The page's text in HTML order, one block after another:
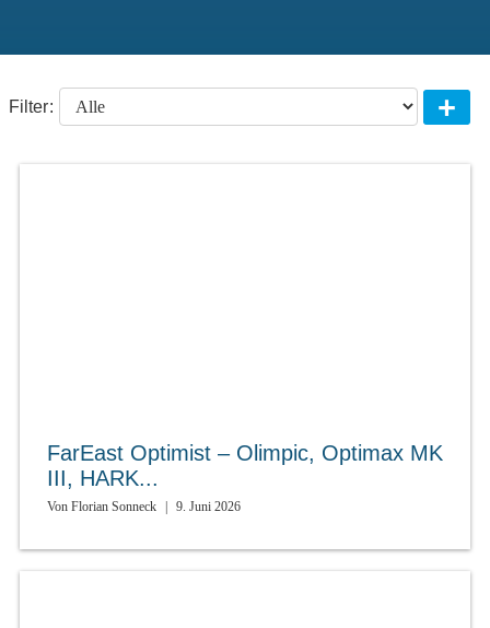
Filter: +
FarEast Optimist – Olimpic, Optimax MK
III, HARK...
Von Florian Sonneck 9. Juni 2026